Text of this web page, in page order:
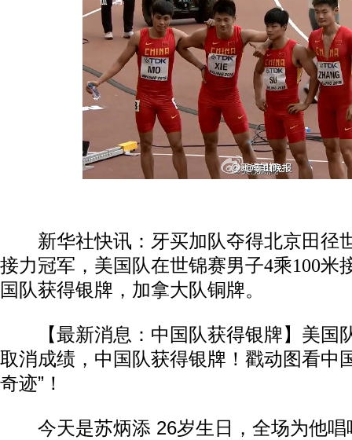
新华社快讯：牙买加队夺得北京田径
接力冠军，美国队在世锦赛男子4乘100米
国队获得银牌，加拿大队铜牌。
【最新消息：中国队获得银牌】美国
取消成绩，中国队获得银牌！戳动图看中
奇迹”！
今天是苏炳添 26岁生日，全场为他唱